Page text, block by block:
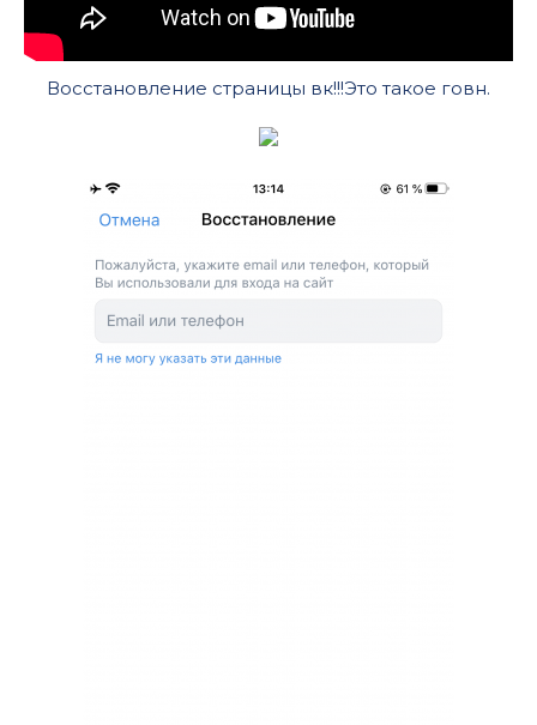
Восстановление страницы вк!!!Это такое говн.